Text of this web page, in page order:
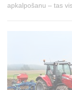
apkalpošanu – tas